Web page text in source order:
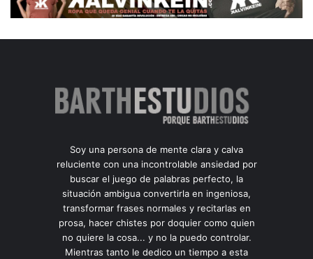
Soy una persona de mente clara y calva
reluciente con una incontrolable ansiedad por
buscar el juego de palabras perfecto, la
situación ambigua convertirla en ingeniosa,
transformar frases normales y recitarlas en
prosa, hacer chistes por doquier como quien
no quiere la cosa... y no la puedo controlar.
Mientras tanto le dedico un tiempo a esta